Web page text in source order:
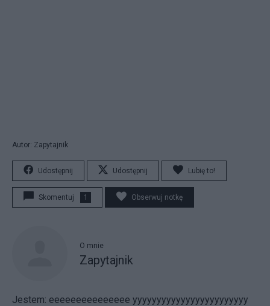
Autor: Zapytajnik
Udostępnij Udostępnij Lubię to!
Skomentuj 1 Obserwuj notkę
O mnie
Zapytajnik
Jestem: eeeeeeeeeeeeeee yyyyyyyyyyyyyyyyyyyyyyyy